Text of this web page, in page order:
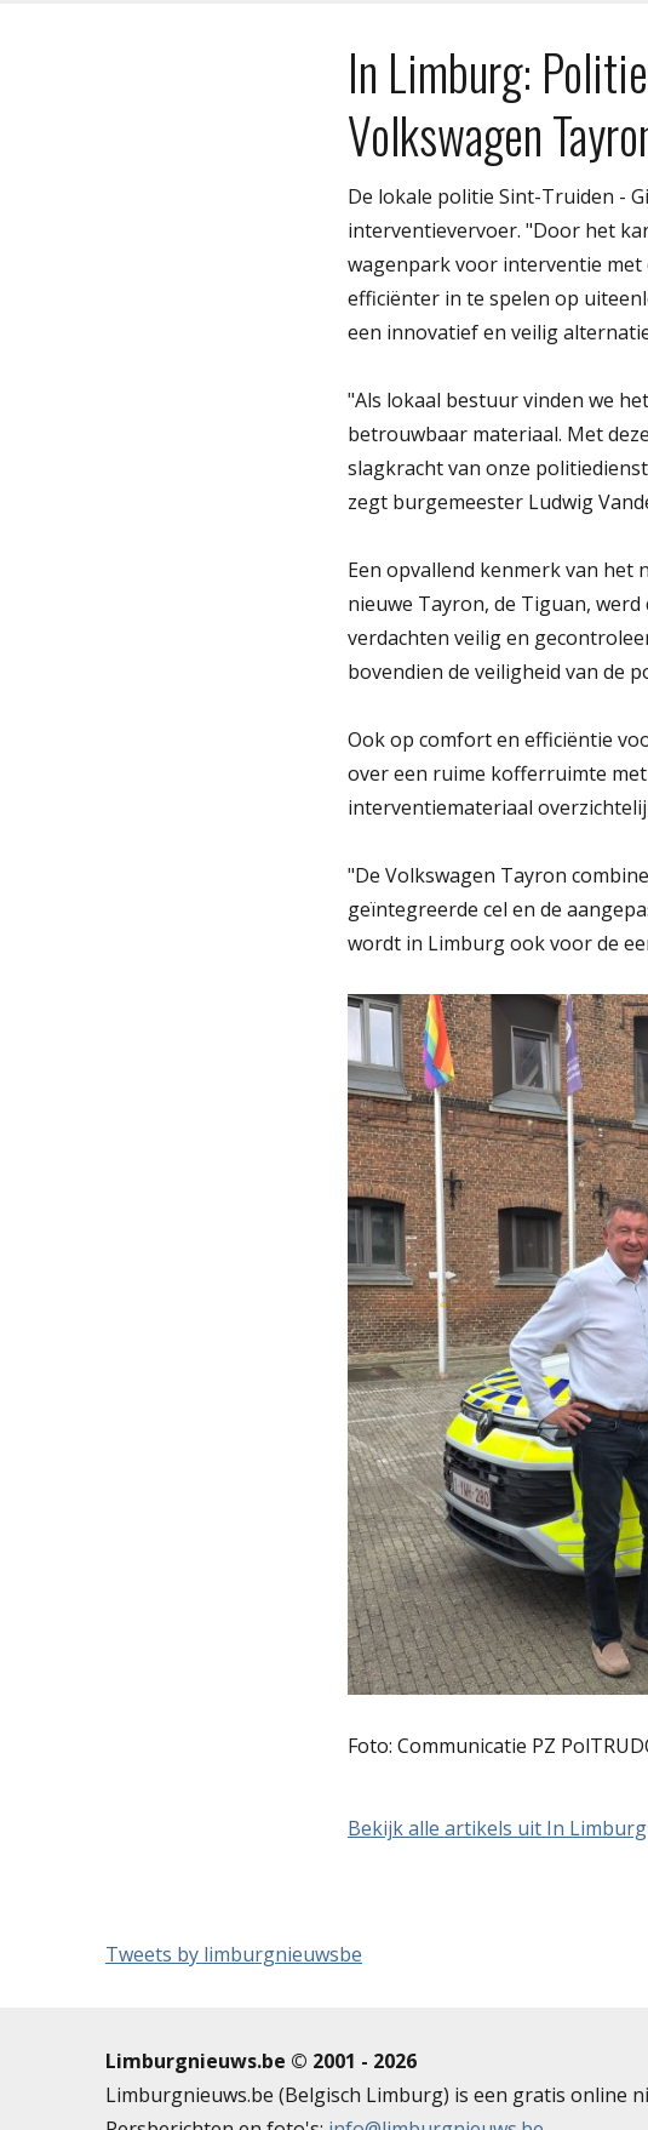
In Limburg:
Volkswagen
De lokale politie Sint-Truiden -
interventievervoer. "Door het
wagenpark voor interventie met
efficiënter in te spelen op
een innovatief en veilig
"Als lokaal bestuur vinden we
betrouwbaar materiaal. Met
slagkracht van onze
zegt burgemeester Ludwig
Een opvallend kenmerk van het
nieuwe Tayron, de Tiguan,
verdachten veilig en
bovendien de veiligheid van de
Ook op comfort en efficiëntie
over een ruime kofferruimte
interventiemateriaal
"De Volkswagen Tayron
geïntegreerde cel en de
wordt in Limburg ook voor de
Foto: Communicatie PZ
Bekijk alle artikels uit In Limburg
Tweets by limburgnieuwsbe
Limburgnieuws.be © 2001 - 2026
Limburgnieuws.be (Belgisch Limburg) is een gratis online